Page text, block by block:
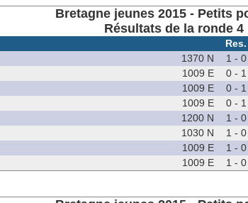
Bretagne jeunes 2015 - Petits
Résultats de la ronde 4
Res.
1370 N 1 - 0
1009 E 0 - 1
1009 E 0 - 1
1009 E 0 - 1
1200 N 1 - 0
1030 N 1 - 0
1009 E 1 - 0
1009 E 1 - 0